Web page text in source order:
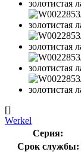
[]
Werkel
Серия:
Срок службы: